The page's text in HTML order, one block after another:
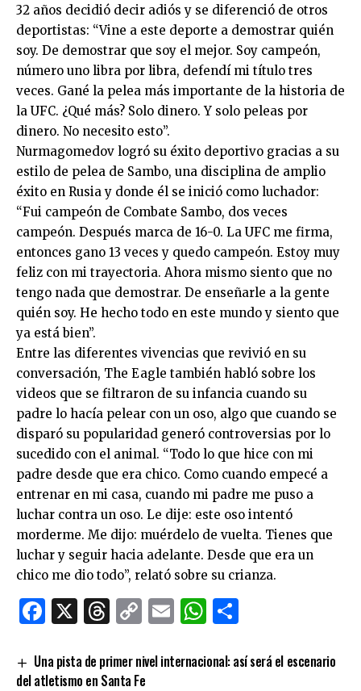
32 años decidió decir adiós y se diferenció de otros
deportistas: “Vine a este deporte a demostrar quién
soy. De demostrar que soy el mejor. Soy campeón,
número uno libra por libra, defendí mi título tres
veces. Gané la pelea más importante de la historia de
la UFC. ¿Qué más? Solo dinero. Y solo peleas por
dinero. No necesito esto”.
Nurmagomedov logró su éxito deportivo gracias a su
estilo de pelea de Sambo, una disciplina de amplio
éxito en Rusia y donde él se inició como luchador:
“Fui campeón de Combate Sambo, dos veces
campeón. Después marca de 16-0. La UFC me firma,
entonces gano 13 veces y quedo campeón. Estoy muy
feliz con mi trayectoria. Ahora mismo siento que no
tengo nada que demostrar. De enseñarle a la gente
quién soy. He hecho todo en este mundo y siento que
ya está bien”.
Entre las diferentes vivencias que revivió en su
conversación, The Eagle también habló sobre los
videos que se filtraron de su infancia cuando su
padre lo hacía pelear con un oso, algo que cuando se
disparó su popularidad generó controversias por lo
sucedido con el animal. “Todo lo que hice con mi
padre desde que era chico. Como cuando empecé a
entrenar en mi casa, cuando mi padre me puso a
luchar contra un oso. Le dije: este oso intentó
morderme. Me dijo: muérdelo de vuelta. Tienes que
luchar y seguir hacia adelante. Desde que era un
chico me dio todo”, relató sobre su crianza.
Facebook
X Threads
CopyEmailWhatsApp
Una pista de primer nivel internacional: así será el escenario
del atletismo en Santa Fe